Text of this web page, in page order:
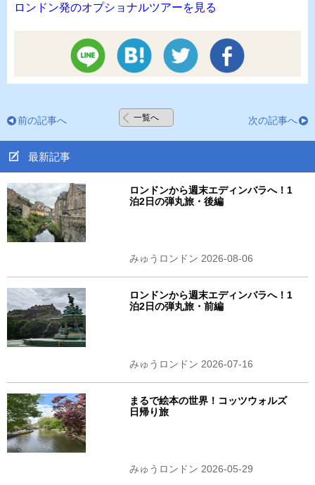
ロンドン発のオプショナルツアーを見る
前の記事へ 一覧へ 次の記事へ
最新記事
ロンドンから週末エディンバラへ！1
泊2日の弾丸旅・後編
みゅうロンドン 2026-08-06
ロンドンから週末エディンバラへ！1
泊2日の弾丸旅・前編
みゅうロンドン 2026-07-16
まるで絵本の世界！コッツウォルズ
日帰り旅
みゅうロンドン 2026-05-29